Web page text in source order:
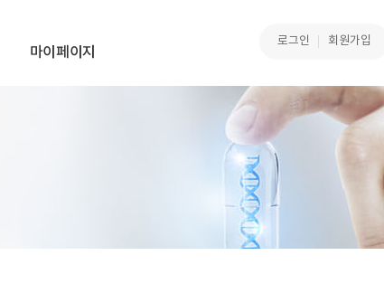
마이페이지
로그인 회원가입